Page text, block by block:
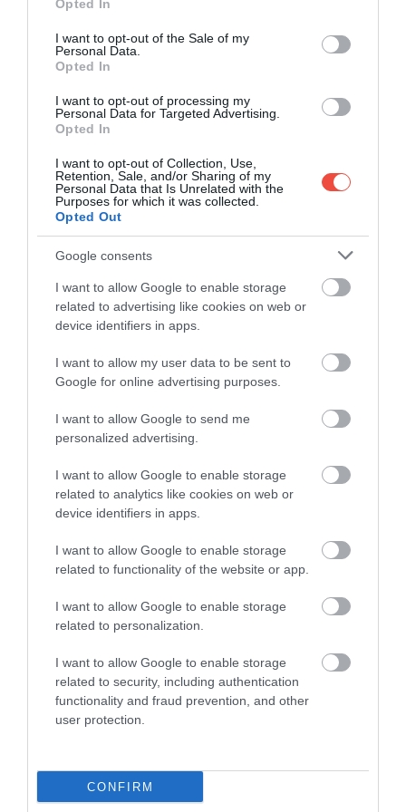
use your data for below specified purposes in below Google
consent section.
Opted In
I want to opt-out of the Sale of my
Personal Data.
Opted In
I want to opt-out of processing my
Personal Data for Targeted Advertising.
Opted In
I want to opt-out of Collection, Use,
Retention, Sale, and/or Sharing of my
Personal Data that Is Unrelated with the
Purposes for which it was collected.
Opted Out
Google consents
I want to allow Google to enable storage
related to advertising like cookies on web or
device identifiers in apps.
I want to allow my user data to be sent to
Google for online advertising purposes.
I want to allow Google to send me
personalized advertising.
I want to allow Google to enable storage
related to analytics like cookies on web or
device identifiers in apps.
I want to allow Google to enable storage
related to functionality of the website or app.
I want to allow Google to enable storage
related to personalization.
I want to allow Google to enable storage
related to security, including authentication
functionality and fraud prevention, and other
user protection.
CONFIRM
Foto: Pixabay
Această procedură este prezentată ca fiind prima
"acţiune colectivă" intentată de angajaţii
Vaticanului,un oraş-stat care nu recunoaşte
sindicatele.Ea este menită să declanşeze o
mediere: dacă medierea eşuează sau dacă nu există
niciun răspuns din partea Vaticanului, acesta din
urmă riscă să se confrunte cu un proces. Pe fond,
reclamanţii consideră că sunt victimele unor
norme excesiv de restrictive
ale dreptului la muncă şi la securitate socială. Ei
subliniază, de exemplu, că, atunci când se află în
concediu medical, indiferent de motiv, nu au voie să
iasă din casă, deoarece inspectorii de servicii sociale
îi pot vizita în orice moment. Unii, susţin ei,
acelor vizite la domiciliu.
Potrivit reclamanţilor, orele suplimentare sunt
plătite mai puţin decât orele normale de lucru,